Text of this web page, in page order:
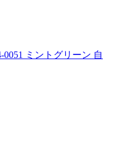
0051 ミントグリーン 自